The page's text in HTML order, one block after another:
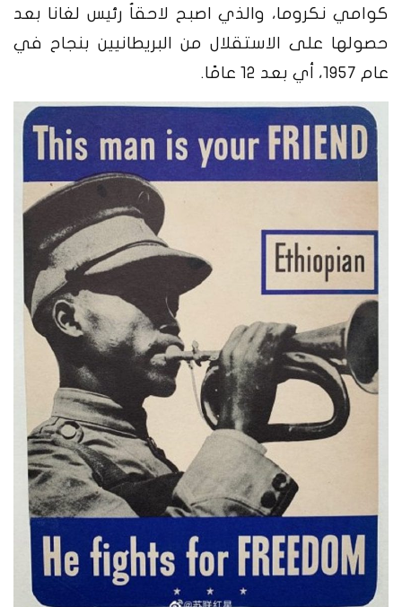
كوامي نكروما، والذي اصبح لاحقاُ رئيس لغانا بعد
حصولها على الاستقلال من البريطانيين بنجاح في
عام 1957، أي بعد 12 عامًا.